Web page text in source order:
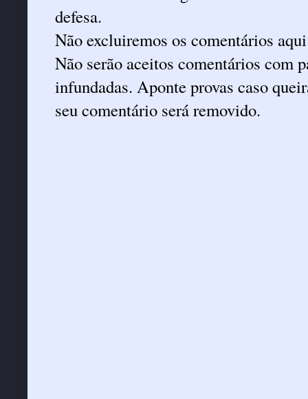
defesa.
Não excluiremos os comentários
Não serão aceitos comentários com
infundadas. Aponte provas caso
seu comentário será removido.